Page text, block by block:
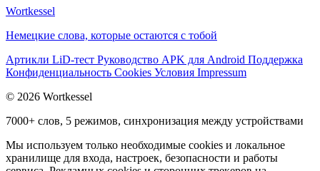
Wortkessel
Немецкие слова, которые остаются с тобой
Артикли LiD-тест Руководство APK для Android Поддержка
Конфиденциальность Cookies Условия Impressum
© 2026 Wortkessel
7000+ слов, 5 режимов, синхронизация между устройствами
Мы используем только необходимые cookies и локальное
хранилище для входа, настроек, безопасности и работы